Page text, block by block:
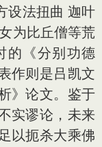
设法扭曲 迦叶
为比丘僧等荒
的《分别功德
作则是吕凯文
》论文。鉴于
实谬论，未来
以扼杀大乘佛